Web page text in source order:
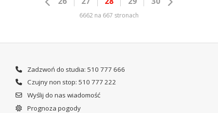
6662 na 667 stronach
Zadzwoń do studia: 510 777 666
Czujny non stop: 510 777 222
Wyślij do nas wiadomość
Prognoza pogody